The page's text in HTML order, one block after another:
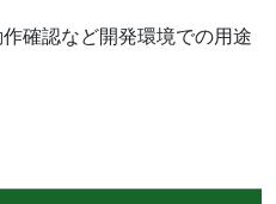
確認など開発環境での用途